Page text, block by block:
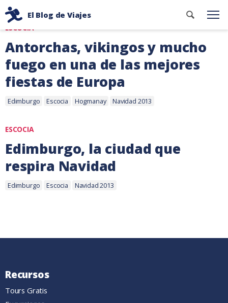
contenido
El Blog de Viajes
Consejos
de
viaje
de
dos
mochileros
Buscar
Etiqueta: Navidad 2013
ESCOCIA
Antorchas, vikingos y mucho
fuego en una de las mejores
fiestas de Europa
3
2014
Etiquetas:
Edimburgo Escocia Hogmanay Navidad 2013
ESCOCIA
Edimburgo, la ciudad que
respira Navidad
3Etiquetas:
Edimburgo Escocia Navidad 2013
Recursos
Tours Gratis